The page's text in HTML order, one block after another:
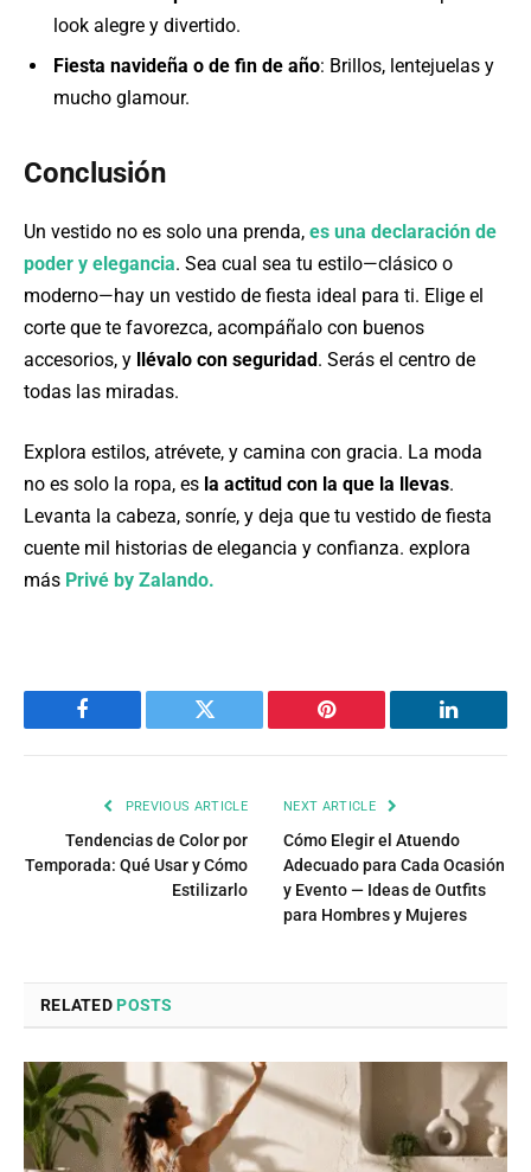
look alegre y divertido.
Fiesta navideña o de fin de año: Brillos, lentejuelas y
mucho glamour.
Conclusión
Un vestido no es solo una prenda, es una declaración de
poder y elegancia. Sea cual sea tu estilo—clásico o
moderno—hay un vestido de fiesta ideal para ti. Elige el
corte que te favorezca, acompáñalo con buenos
accesorios, y llévalo con seguridad. Serás el centro de
todas las miradas.
Explora estilos, atrévete, y camina con gracia. La moda
no es solo la ropa, es la actitud con la que la llevas.
Levanta la cabeza, sonríe, y deja que tu vestido de fiesta
cuente mil historias de elegancia y confianza. explora
más Privé by Zalando.
Facebook Twitter Pinterest LinkedIn
PREVIOUS ARTICLE
Tendencias de Color por
Temporada: Qué Usar y Cómo
Estilizarlo
NEXT ARTICLE
Cómo Elegir el Atuendo
Adecuado para Cada Ocasión
y Evento — Ideas de Outfits
para Hombres y Mujeres
RELATEDPOSTS